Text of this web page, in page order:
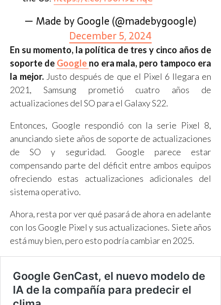
— Made by Google (@madebygoogle)
December 5, 2024
En su momento, la política de tres y cinco años de
soporte de Google no era mala, pero tampoco era
la mejor. Justo después de que el Pixel 6 llegara en
2021, Samsung prometió cuatro años de
actualizaciones del SO para el Galaxy S22.
Entonces, Google respondió con la serie Pixel 8,
anunciando siete años de soporte de actualizaciones
de SO y seguridad. Google parece estar
compensando parte del déficit entre ambos equipos
ofreciendo estas actualizaciones adicionales del
sistema operativo.
Ahora, resta por ver qué pasará de ahora en adelante
con los Google Pixel y sus actualizaciones. Siete años
está muy bien, pero esto podría cambiar en 2025.